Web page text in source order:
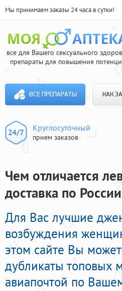
Мы принимаем заказы 24 часа в сутки!
все для Вашего сексуального
препараты для повышения
ВСЕ ПРЕПАРАТЫ КАК
Круглосуточный
прием заказов
Чем отличается
доставка по России
Для Вас лучшие
возбуждения
этом сайте Вы
дубликаты топовых
авиапочтой по